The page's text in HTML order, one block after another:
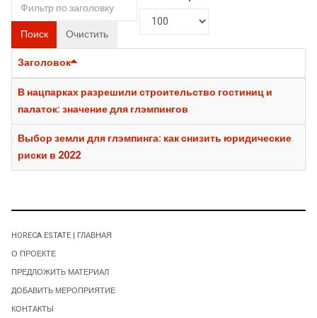
Поиск Очистить
Заголовок
В нацпарках разрешили строительство гостиниц и
палаток: значение для глэмпингов
Выбор земли для глэмпинга: как снизить юридические
риски в 2022
HORECA ESTATE | ГЛАВНАЯ
О ПРОЕКТЕ
ПРЕДЛОЖИТЬ МАТЕРИАЛ
ДОБАВИТЬ МЕРОПРИЯТИЕ
КОНТАКТЫ